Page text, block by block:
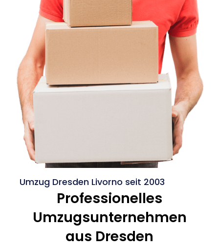
Umzug Dresden Livorno seit 2003
Professionelles
Umzugsunternehmen
aus Dresden